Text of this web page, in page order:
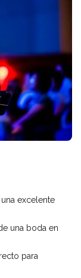
excelente
una boda en
para